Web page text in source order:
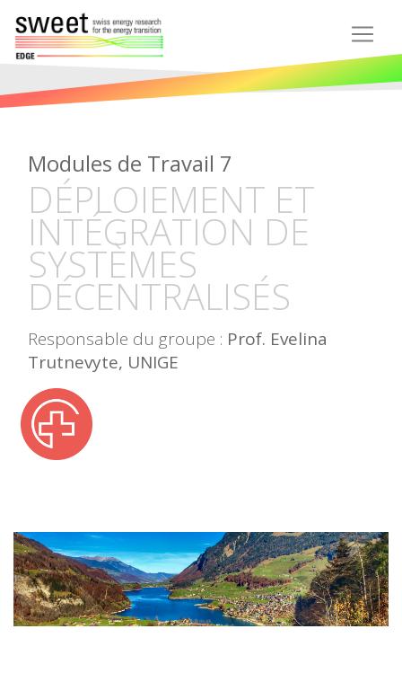
Modules de Travail 7
DÉPLOIEMENT ET
INTÉGRATION DE
SYSTÈMES
DÉCENTRALISÉS
Responsable du groupe : Prof. Evelina
Trutnevyte, UNIGE